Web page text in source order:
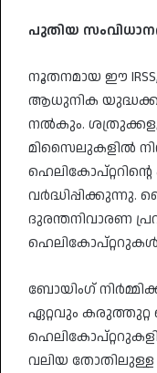
പുതിയ
നൂതനമായ ഈ
ആധുനിക
നൽകും.
മിസൈലുകളിൽ
വർദ്ധിപ്പിക്കുന്നു.
ദുരന്തനിവാരണ
ബോയിംഗ്
ഏറ്റവും കരുത്തുറ്റ
വലിയ